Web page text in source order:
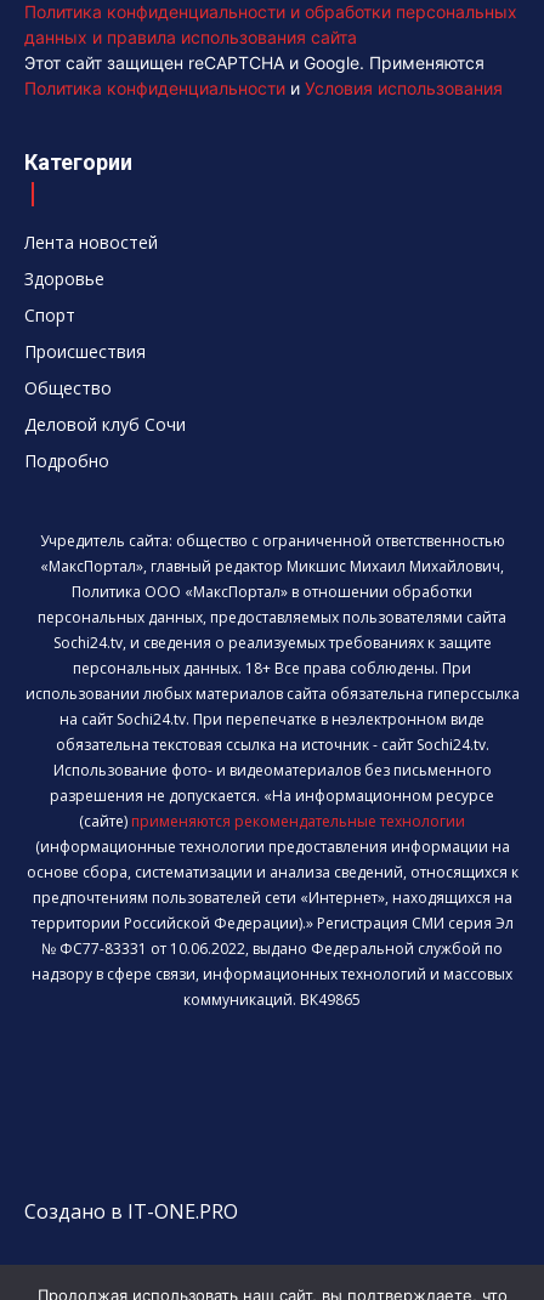
Политика конфиденциальности и обработки персональных
данных и правила использования сайта
Этот сайт защищен reCAPTCHA и Google. Применяются
Политика конфиденциальности и Условия использования
Категории
Лента новостей
Здоровье
Спорт
Происшествия
Общество
Деловой клуб Сочи
Подробно
Учредитель сайта: общество с ограниченной ответственностью
«МаксПортал», главный редактор Микшис Михаил Михайлович,
Политика ООО «МаксПортал» в отношении обработки
персональных данных, предоставляемых пользователями сайта
Sochi24.tv, и сведения о реализуемых требованиях к защите
персональных данных. 18+ Все права соблюдены. При
использовании любых материалов сайта обязательна гиперссылка
на сайт Sochi24.tv. При перепечатке в неэлектронном виде
обязательна текстовая ссылка на источник - сайт Sochi24.tv.
Использование фото- и видеоматериалов без письменного
разрешения не допускается. «На информационном ресурсе
(сайте) применяются рекомендательные технологии
(информационные технологии предоставления информации на
основе сбора, систематизации и анализа сведений, относящихся к
предпочтениям пользователей сети «Интернет», находящихся на
территории Российской Федерации).» Регистрация СМИ серия Эл
№ ФС77-83331 от 10.06.2022, выдано Федеральной службой по
надзору в сфере связи, информационных технологий и массовых
коммуникаций. ВК49865
Создано в IT-ONE.PRO
Продолжая использовать наш сайт, вы подтверждаете, что